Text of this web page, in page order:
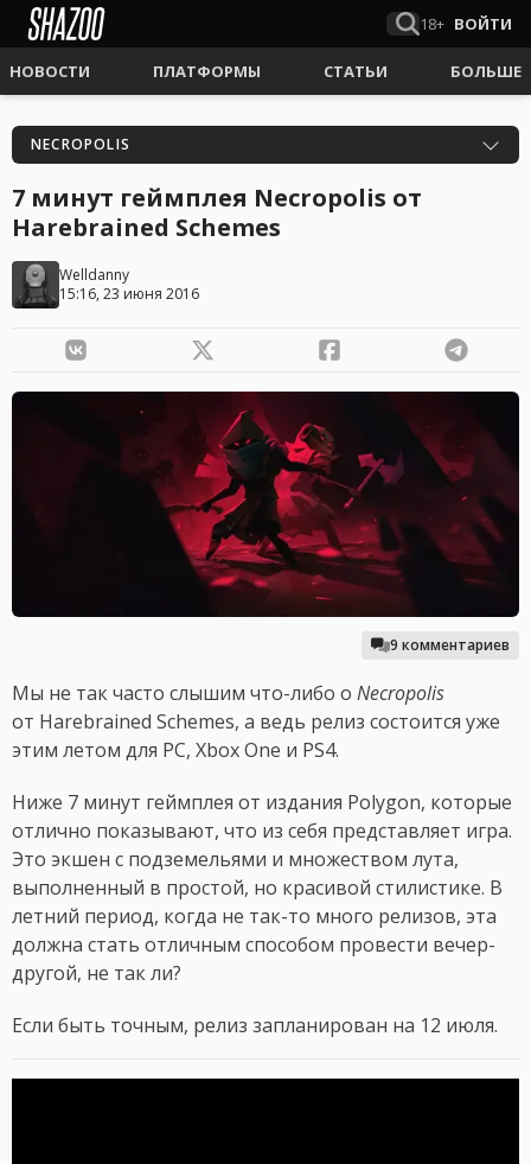
18+ ВОЙТИ
НОВОСТИ ПЛАТФОРМЫ СТАТЬИ БОЛЬШЕ
NECROPOLIS
7 минут геймплея Necropolis от
Harebrained Schemes
Welldanny
15:16, 23 июня 2016
9 комментариев
Мы не так часто слышим что-либо о Necropolis
от Harebrained Schemes, а ведь релиз состоится уже
этим летом для PC, Xbox One и PS4.
Ниже 7 минут геймплея от издания Polygon, которые
отлично показывают, что из себя представляет игра.
Это экшен с подземельями и множеством лута,
выполненный в простой, но красивой стилистике. В
летний период, когда не так-то много релизов, эта
должна стать отличным способом провести вечер-
другой, не так ли?
Если быть точным, релиз запланирован на 12 июля.